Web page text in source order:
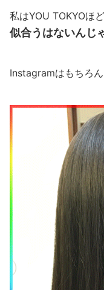
私はYOU TOKYOほど
似合うはないんじ
Instagramはもちろん